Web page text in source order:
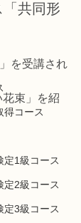
得コース
定1級コース
定2級コース
定3級コース
共同形
を受講され
束」を紹